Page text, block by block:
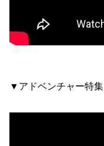
▼アドベンチャー特集